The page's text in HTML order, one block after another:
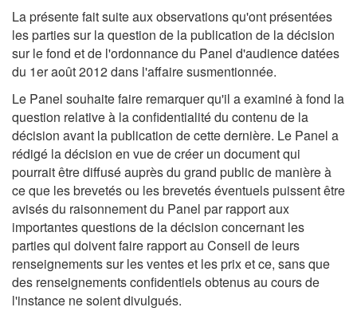
La présente fait suite aux observations qu'ont présentées
les parties sur la question de la publication de la décision
sur le fond et de l'ordonnance du Panel d'audience datées
du 1er août 2012 dans l'affaire susmentionnée.
Le Panel souhaite faire remarquer qu'il a examiné à fond la
question relative à la confidentialité du contenu de la
décision avant la publication de cette dernière. Le Panel a
rédigé la décision en vue de créer un document qui
pourrait être diffusé auprès du grand public de manière à
ce que les brevetés ou les brevetés éventuels puissent être
avisés du raisonnement du Panel par rapport aux
importantes questions de la décision concernant les
parties qui doivent faire rapport au Conseil de leurs
renseignements sur les ventes et les prix et ce, sans que
des renseignements confidentiels obtenus au cours de
l'instance ne soient divulgués.